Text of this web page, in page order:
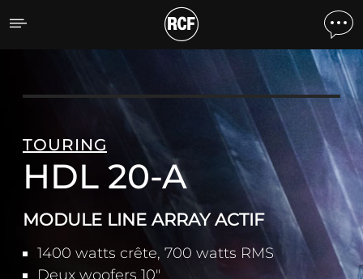
HDL 20-A MODULE LINE
TOURING
HDL 20-A
MODULE LINE ARRAY ACTIF
1400 watts crête, 700 watts RMS
Deux woofers 10"